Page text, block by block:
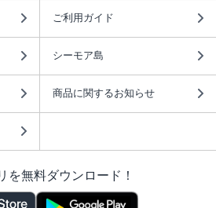
ご利用ガイド
シーモア島
商品に関するお知らせ
を無料ダウンロード！